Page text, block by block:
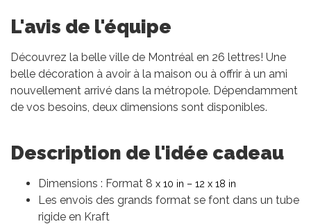
L'avis de l'équipe
Découvrez la belle ville de Montréal en 26 lettres! Une
belle décoration à avoir à la maison ou à offrir à un ami
nouvellement arrivé dans la métropole. Dépendamment
de vos besoins, deux dimensions sont disponibles.
Description de l'idée cadeau
Dimensions : Format 8 x 10 in – 12 x 18 in
Les envois des grands format se font dans un tube
rigide en Kraft